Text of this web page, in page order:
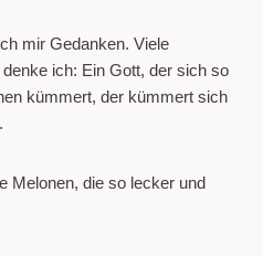
mir Gedanken. Viele
ich: Ein Gott, der sich so
kümmert, der kümmert sich
Melonen, die so lecker und